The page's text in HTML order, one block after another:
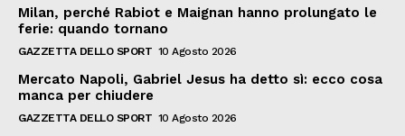
Milan, perché Rabiot e Maignan hanno prolungato le
ferie: quando tornano
GAZZETTA DELLO SPORT 10 Agosto 2026
Mercato Napoli, Gabriel Jesus ha detto sì: ecco cosa
manca per chiudere
GAZZETTA DELLO SPORT 10 Agosto 2026